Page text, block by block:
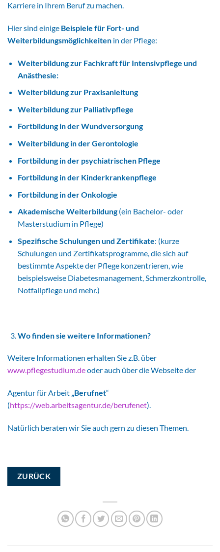
Karriere in Ihrem Beruf zu machen.
Hier sind einige Beispiele für Fort- und
Weiterbildungsmöglichkeiten in der Pflege:
Weiterbildung zur Fachkraft für Intensivpflege und
Anästhesie:
Weiterbildung zur Praxisanleitung
Weiterbildung zur Palliativpflege
Fortbildung in der Wundversorgung
Weiterbildung in der Gerontologie
Fortbildung in der psychiatrischen Pflege
Fortbildung in der Kinderkrankenpflege
Fortbildung in der Onkologie
Akademische Weiterbildung(ein Bachelor- oder
Masterstudium in Pflege)
Spezifische Schulungen und Zertifikate: (kurze
Schulungen und Zertifikatsprogramme, die sich auf
bestimmte Aspekte der Pflege konzentrieren, wie
beispielsweise Diabetesmanagement, Schmerzkontrolle,
Notfallpflege und mehr.)
Wo finden sie weitere Informationen?
Weitere Informationen erhalten Sie z.B. über
www.pflegestudium.deoder auch über die Webseite der
Agentur für Arbeit „Berufnet“
(https://web.arbeitsagentur.de/berufenet).
Natürlich beraten wir Sie auch gern zu diesen Themen.
ZURÜCK